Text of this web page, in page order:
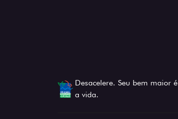
Desacelere. Seu bem maior é
a vida.